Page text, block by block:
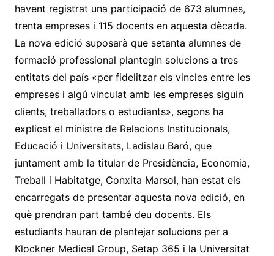
havent registrat una participació de 673 alumnes,
trenta empreses i 115 docents en aquesta dècada.
La nova edició suposarà que setanta alumnes de
formació professional plantegin solucions a tres
entitats del país «per fidelitzar els vincles entre les
empreses i algú vinculat amb les empreses siguin
clients, treballadors o estudiants», segons ha
explicat el ministre de Relacions Institucionals,
Educació i Universitats, Ladislau Baró, que
juntament amb la titular de Presidència, Economia,
Treball i Habitatge, Conxita Marsol, han estat els
encarregats de presentar aquesta nova edició, en
què prendran part també deu docents. Els
estudiants hauran de plantejar solucions per a
Klockner Medical Group, Setap 365 i la Universitat